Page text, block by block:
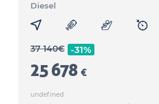
Diesel
37 140€ -31%
25 678 €
undefined